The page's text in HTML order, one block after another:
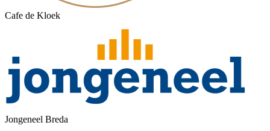
Cafe de Kloek
Jongeneel Breda